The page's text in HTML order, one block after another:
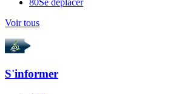
80Se déplacer
Voir tous
S'informer